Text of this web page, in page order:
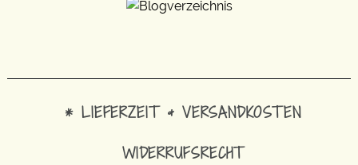
* LIEFERZEIT & VERSANDKOSTEN
WIDERRUFSRECHT